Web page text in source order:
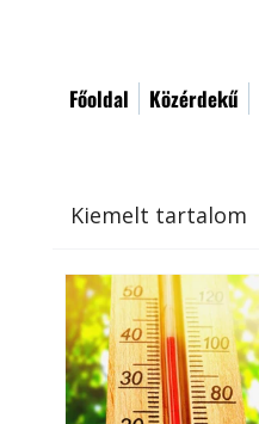
Főoldal Közérdekű
Kiemelt tartalom